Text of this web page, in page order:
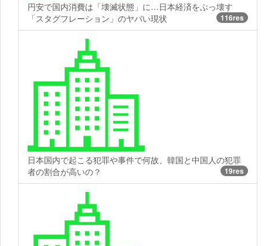
円安で国内消費は「壊滅状態」に…日本経済をぶっ壊す
「スタグフレーション」のヤバい現状
116res
日本国内で起こる犯罪や事件で何故、韓国と中国人の犯罪
者の割合が高いの？
19res